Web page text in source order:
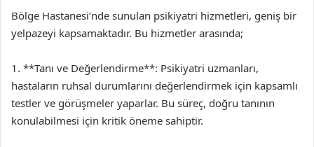
Bölge Hastanesi’nde sunulan psikiyatri hizmetleri, geniş bir
yelpazeyi kapsamaktadır. Bu hizmetler arasında;
1. **Tanı ve Değerlendirme**: Psikiyatri uzmanları,
hastaların ruhsal durumlarını değerlendirmek için kapsamlı
testler ve görüşmeler yaparlar. Bu süreç, doğru tanının
konulabilmesi için kritik öneme sahiptir.